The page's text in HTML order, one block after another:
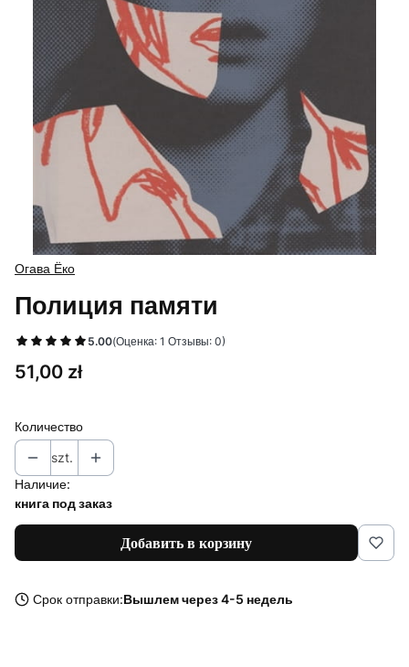
Огава Ёко
Полиция памяти
5.00(Оценка: 1 Отзывы: 0)
Цена
51,00 zł
Количество
szt.
Наличие:
книга под заказ
Добавить в корзину
Срок отправки:Вышлем через 4-5 недель